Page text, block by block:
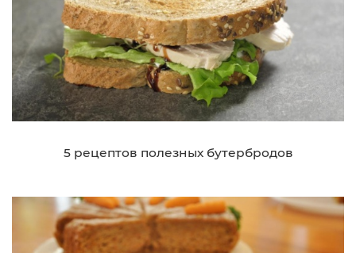
5 рецептов полезных бутербродов